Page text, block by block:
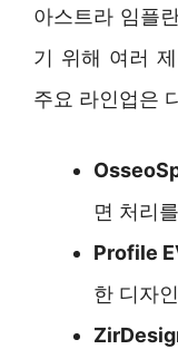
아스트라 임플
기 위해 여러
주요 라인업은
면 처리
Profile
한 디자인